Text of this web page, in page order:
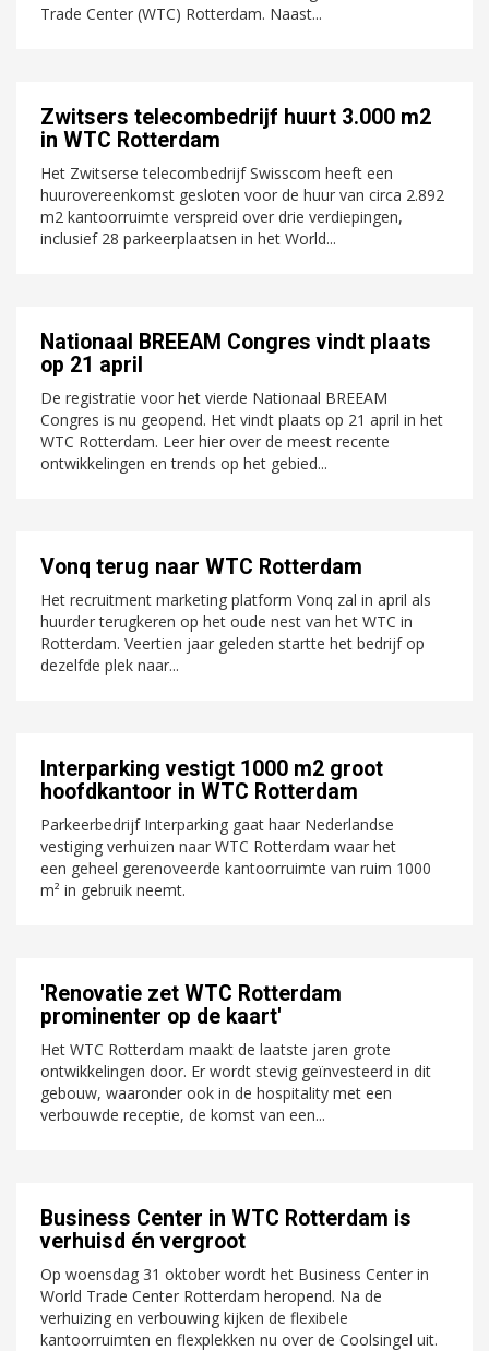
Trade Center (WTC) Rotterdam. Naast...
Zwitsers telecombedrijf huurt 3.000 m2
in WTC Rotterdam
Het Zwitserse telecombedrijf Swisscom heeft een
huurovereenkomst gesloten voor de huur van circa 2.892
m2 kantoorruimte verspreid over drie verdiepingen,
inclusief 28 parkeerplaatsen in het World...
Nationaal BREEAM Congres vindt plaats
op 21 april
De registratie voor het vierde Nationaal BREEAM
Congres is nu geopend. Het vindt plaats op 21 april in het
WTC Rotterdam. Leer hier over de meest recente
ontwikkelingen en trends op het gebied...
Vonq terug naar WTC Rotterdam
Het recruitment marketing platform Vonq zal in april als
huurder terugkeren op het oude nest van het WTC in
Rotterdam. Veertien jaar geleden startte het bedrijf op
dezelfde plek naar...
Interparking vestigt 1000 m2 groot
hoofdkantoor in WTC Rotterdam
Parkeerbedrijf Interparking gaat haar Nederlandse
vestiging verhuizen naar WTC Rotterdam waar het
een geheel gerenoveerde kantoorruimte van ruim 1000
m² in gebruik neemt.
'Renovatie zet WTC Rotterdam
prominenter op de kaart'
Het WTC Rotterdam maakt de laatste jaren grote
ontwikkelingen door. Er wordt stevig geïnvesteerd in dit
gebouw, waaronder ook in de hospitality met een
verbouwde receptie, de komst van een...
Business Center in WTC Rotterdam is
verhuisd én vergroot
Op woensdag 31 oktober wordt het Business Center in
World Trade Center Rotterdam heropend. Na de
verhuizing en verbouwing kijken de flexibele
kantoorruimten en flexplekken nu over de Coolsingel uit.